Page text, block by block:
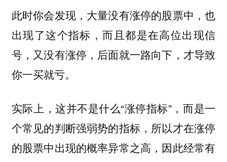
此时你会发现，大量没有涨停的股票中，也
出现了这个指标，而且都是在高位出现信
号，又没有涨停，后面就一路向下，才导致
你一买就亏。
实际上，这并不是什么“涨停指标”，而是一
个常见的判断强弱势的指标，所以才在涨停
的股票中出现的概率异常之高，因此经常有